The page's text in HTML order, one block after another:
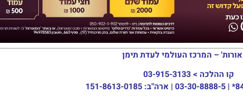
– המרכז העולמי לעדת תימן
קו ההלכה >
8613-0185